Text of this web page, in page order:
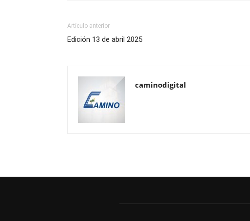
Artículo anterior
Edición 13 de abril 2025
caminodigital